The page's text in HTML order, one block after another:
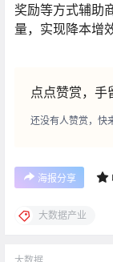
奖励等方式辅助
量，实现降本增效
点点赞赏，手
还没有人赞赏，快
海报分享
大数据产业